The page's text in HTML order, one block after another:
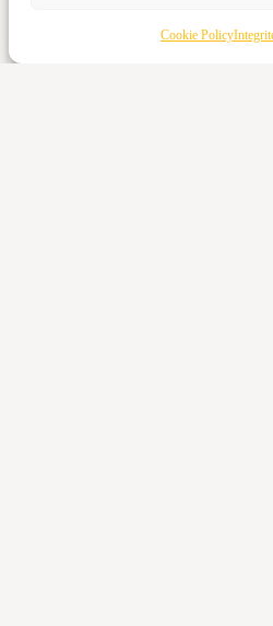
Cookie Policy
5973-3980